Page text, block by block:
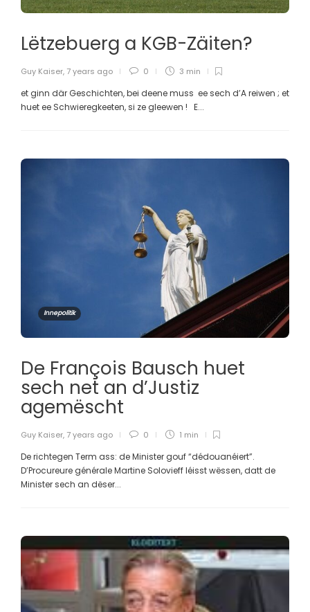
Lëtzebuerg a KGB-Zäiten?
Guy Kaiser, 7 years ago 0 3 min
et ginn där Geschichten, bei deene muss ee sech d’A reiwen ; et
huet ee Schwieregkeeten, si ze gleewen ! E...
Innepolitik
De François Bausch huet
sech net an d’Justiz
agemëscht
Guy Kaiser, 7 years ago 0 1 min
De richtegen Term ass: de Minister gouf “dédouanéiert”.
D’Procureure générale Martine Solovieff léisst wëssen, datt de
Minister sech an dëser...